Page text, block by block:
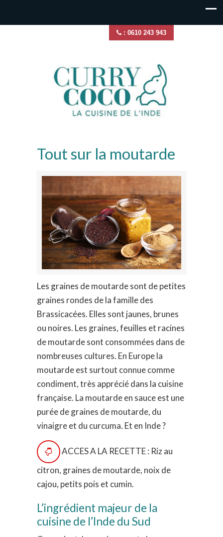
: 0610 243 943
Tout sur la moutarde
Les graines de moutarde sont de petites
graines rondes de la famille des
Brassicacées. Elles sont jaunes, brunes
ou noires. Les graines, feuilles et racines
de moutarde sont consommées dans de
nombreuses cultures. En Europe la
moutarde est surtout connue comme
condiment, très apprécié dans la cuisine
française. La moutarde en sauce est une
purée de graines de moutarde, du
vinaigre et du curcuma. Et en Inde ?
ACCES A LA RECETTE : Riz au
citron, graines de moutarde, noix de
cajou, petits pois et cumin.
L’ingrédient majeur de la
cuisine de l’Inde du Sud